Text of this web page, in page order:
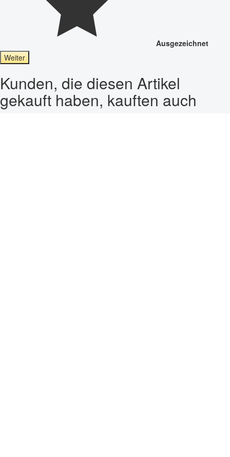
Ausgezeichnet
Weiter
Kunden, die diesen Artikel
gekauft haben, kauften auch